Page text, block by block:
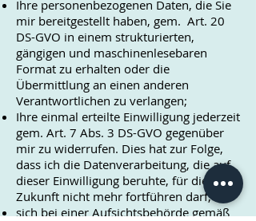
Ihre personenbezogenen Daten, die Sie
mir bereitgestellt haben, gem. Art. 20
DS-GVO in einem strukturierten,
gängigen und maschinenlesebaren
Format zu erhalten oder die
Übermittlung an einen anderen
Verantwortlichen zu verlangen;
Ihre einmal erteilte Einwilligung jederzeit
gem. Art. 7 Abs. 3 DS-GVO gegenüber
mir zu widerrufen. Dies hat zur Folge,
dass ich die Datenverarbeitung, die auf
dieser Einwilligung beruhte, für die
Zukunft nicht mehr fortführen darf;
sich bei einer Aufsichtsbehörde gemäß